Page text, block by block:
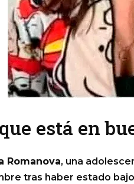
está en
Romanova, una
tras haber estado